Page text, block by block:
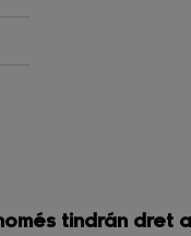
tindrán dret